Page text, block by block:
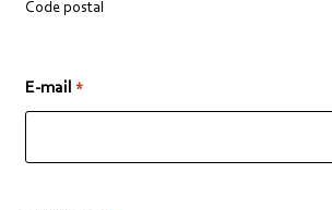
Code postal
E-mail *